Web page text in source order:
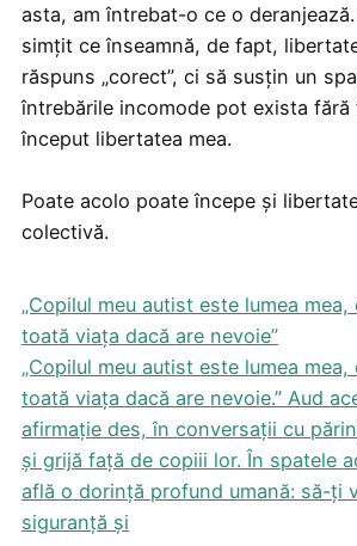
asta, am întrebat-o ce o
simțit ce înseamnă, de fapt,
răspuns „corect”, ci să susțin un
întrebările incomode pot exista fără
început libertatea mea.
Poate acolo poate începe și
colectivă.
„Copilul meu autist este lumea
toată viața dacă are nevoie”
„Copilul meu autist este lumea
toată viața dacă are nevoie.” Aud
afirmație des, în conversații cu
și grijă față de copiii lor. În spatele
află o dorință profund umană: să-ți
siguranță și